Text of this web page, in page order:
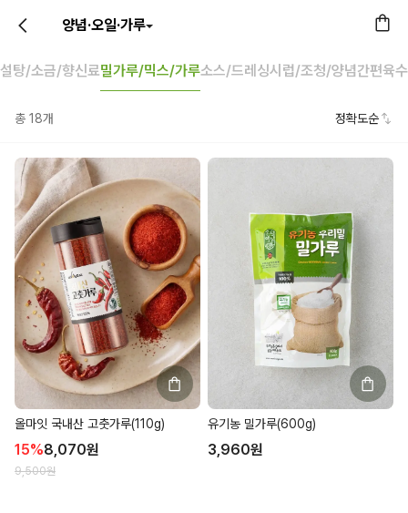
양념·오일·가루
설탕/소금/향신료밀가루/믹스/가루소스/드레싱시럽/조청/양념간편육수
총 18개 정확도순
올마잇 국내산 고춧가루(110g)
15%8,070원
9,500원
유기농 밀가루(600g)
3,960원